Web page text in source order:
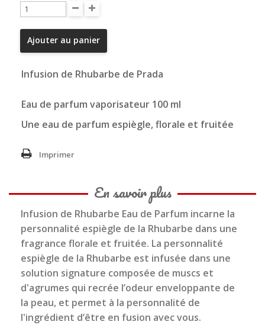
Ajouter au panier
Infusion de Rhubarbe de Prada
Eau de parfum vaporisateur 100 ml
Une eau de parfum espiègle, florale et fruitée
Imprimer
En savoir plus
Infusion de Rhubarbe Eau de Parfum incarne la
personnalité espiègle de la Rhubarbe dans une
fragrance florale et fruitée. La personnalité
espiègle de la Rhubarbe est infusée dans une
solution signature composée de muscs et
d'agrumes qui recrée l’odeur enveloppante de
la peau, et permet à la personnalité de
l'ingrédient d’être en fusion avec vous.